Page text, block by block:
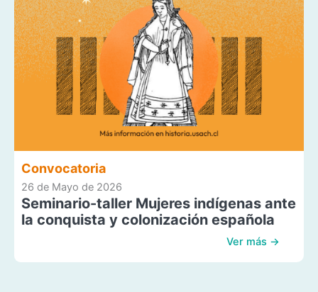
Convocatoria
26 de Mayo de 2026
Seminario-taller Mujeres indígenas ante
la conquista y colonización española
Ver más →